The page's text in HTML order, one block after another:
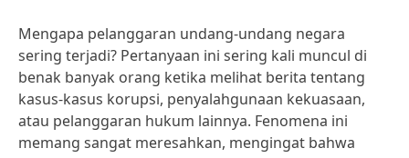
Mengapa pelanggaran undang-undang negara
sering terjadi? Pertanyaan ini sering kali muncul di
benak banyak orang ketika melihat berita tentang
kasus-kasus korupsi, penyalahgunaan kekuasaan,
atau pelanggaran hukum lainnya. Fenomena ini
memang sangat meresahkan, mengingat bahwa